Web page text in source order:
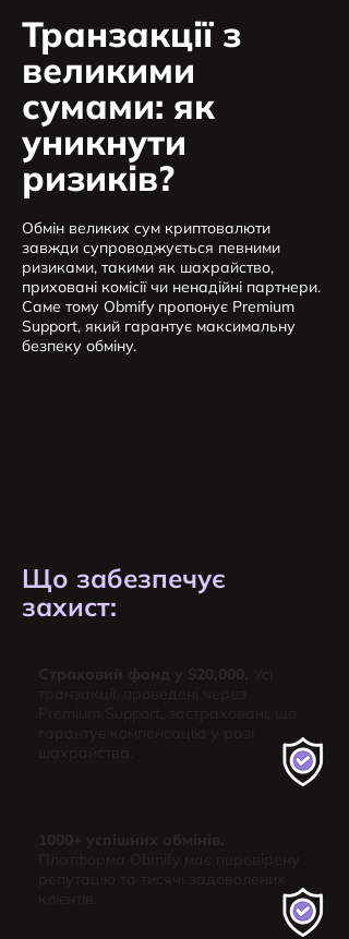
Транзакції з
великими
сумами: як
уникнути
ризиків?
Обмін великих сум криптовалюти
завжди супроводжується певними
ризиками, такими як шахрайство,
приховані комісії чи ненадійні партнери.
Саме тому Obmify пропонує Premium
Support, який гарантує максимальну
безпеку обміну.
Що забезпечує
захист: